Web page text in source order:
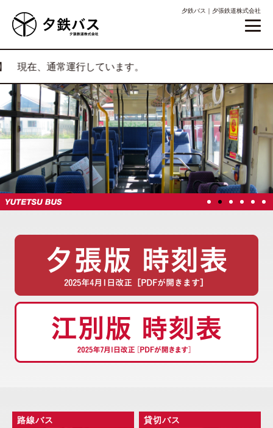
夕鉄バス｜夕張鉄道株式会社
在、通常運行しています。
1 2 3 4 5 6
路線バス 貸切バス